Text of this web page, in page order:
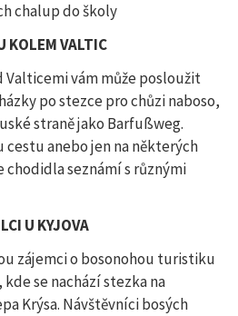
chalup do školy
KOLEM VALTIC
Valticemi vám může posloužit
po stezce pro chůzi naboso,
straně jako Barfußweg.
anebo jen na některých
chodidla seznámí s různými
U KYJOVA
zájemci o bosonohou turistiku
se nachází stezka na
Krýsa. Návštěvníci bosých